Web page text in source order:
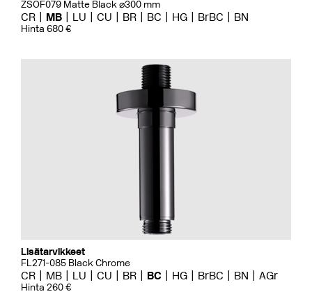
ZSOF079 Matte Black ⌀300 mm
CR MB LU CU BR BC HG BrBC BN
Hinta 680 €
Lisätarvikkeet
FL271-085 Black Chrome
CR MB LU CU BR BC HG BrBC BN AGr
Hinta 260 €